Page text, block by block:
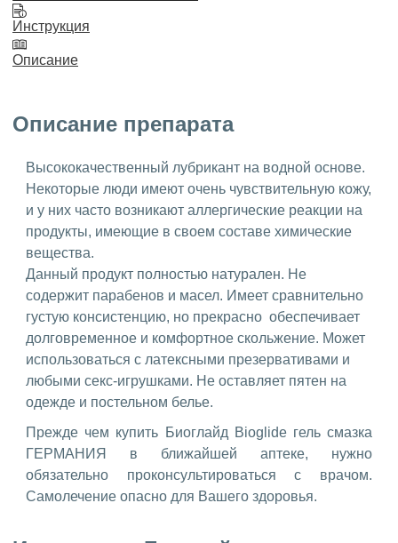
Инструкция
Описание
Описание препарата
Высококачественный лубрикант на водной основе.
Некоторые люди имеют очень чувствительную кожу,
и у них часто возникают аллергические реакции на
продукты, имеющие в своем составе химические
вещества.
Данный продукт полностью натурален. Не
содержит парабенов и масел. Имеет сравнительно
густую консистенцию, но прекрасно обеспечивает
долговременное и комфортное скольжение. Может
использоваться с латексными презервативами и
любыми секс-игрушками. Не оставляет пятен на
одежде и постельном белье.
Прежде чем купить Биоглайд Bioglide гель смазка
ГЕРМАНИЯ в ближайшей аптеке, нужно
обязательно проконсультироваться с врачом.
Самолечение опасно для Вашего здоровья.